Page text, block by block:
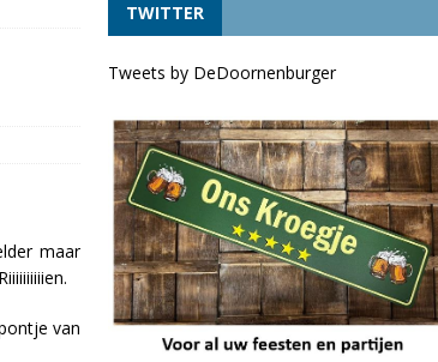
lage waterstand *UPDATE*
verkiezingen
maar
van
TWITTER
Tweets by DeDoornenburger